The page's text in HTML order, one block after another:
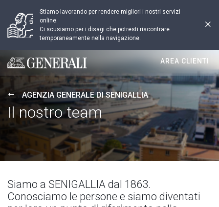
Stiamo lavorando per rendere migliori i nostri servizi
online.
Ci scusiamo per i disagi che potresti riscontrare
temporaneamente nella navigazione.
Generali logo
AREA CLIENTI
AGENZIA GENERALE DI SENIGALLIA
Il nostro team
Siamo a SENIGALLIA dal 1863.
Conosciamo le persone e siamo diventati